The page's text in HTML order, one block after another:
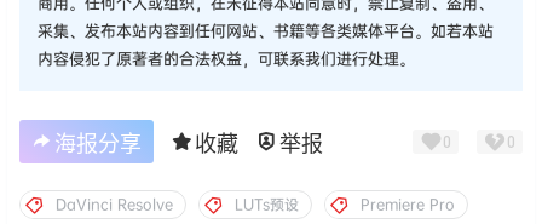
采集、发布本站内容到任何网站、书籍等各类媒体平台。如若本站
内容侵犯了原著者的合法权益，可联系我们进行处理。
海报分享 收藏 举报 0 0
DaVinci Resolve LUTs预设
Premiere Pro